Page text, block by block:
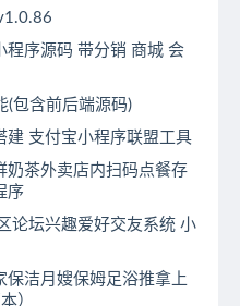
程序源码 带分销 商城 会
(包含前后端源码)
建 支付宝小程序联盟工具
奶茶外卖店内扫码点餐存
序
论坛兴趣爱好交友系统 小
保洁月嫂保姆足浴推拿上
）